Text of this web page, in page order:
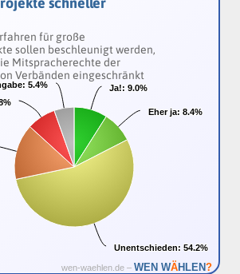
Ja!: 9.0%
Ja!: 9.0%
Eher ja: 8.4%
Eher ja: 8.4%
Unentschieden: 54.2%
Unentschieden: 54.2%
5.4%
5.4%
wen-waehlen.de – WEN WÄHLEN?
für große
sollen beschleunigt werden,
Mitspracherechte der
Verbänden eingeschränkt